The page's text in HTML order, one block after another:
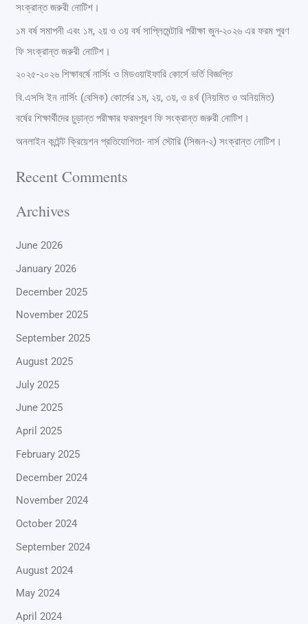
r
:
সংক্রান্ত জরুরী নোটিশ।
১ম বর্ষ সমাপনী এবং ১ম, ২য় ও ৩য় বর্ষ সাপ্লিমেন্টারি পরীক্ষা জুন-২০২৬ এর ফরম পূরণ
ফি সংক্রান্ত জরুরী নোটিশ।
২০২৫-২০২৬ শিক্ষাবর্ষে নার্সিং ও মিডওয়াইফারি কোর্সে ভর্তি বিজ্ঞপ্তি
বি.এসসি ইন নার্সিং (বেসিক) কোর্সের ১ম, ২য়, ৩য়, ও ৪র্থ (নিয়মিত ও অনিয়মিত)
বর্ষের শিক্ষার্থীদের চুড়ান্ত পরীক্ষার ফরমপূরণ ফি সংক্রান্ত জরুরী নোটিশ।
অনলাইন কন্টেন্ট ক্রিয়েশন প্রতিযোগিতা- নার্স স্টোরি (সিজন-২) সংক্রান্ত নোটিশ।
Recent Comments
Archives
June 2026
January 2026
December 2025
November 2025
September 2025
August 2025
July 2025
June 2025
April 2025
February 2025
December 2024
November 2024
October 2024
September 2024
August 2024
May 2024
April 2024